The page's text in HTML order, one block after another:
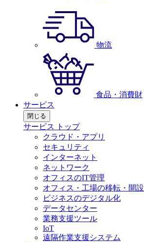
物流
食品・消費財
サービス
閉じる
サービス トップ
クラウド・アプリ
セキュリティ
インターネット
ネットワーク
オフィスのIT管理
オフィス・工場の移転・開設
ビジネスのデジタル化
データセンター
業務支援ツール
IoT
遠隔作業支援システム